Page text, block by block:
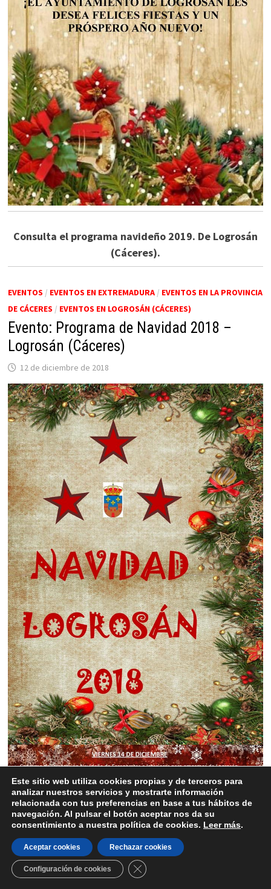
Consulta el programa navideño 2019. De Logrosán
(Cáceres).
EVENTOS / EVENTOS EN EXTREMADURA/ EVENTOS EN LA PROVINCIA
DE CÁCERES / EVENTOS EN LOGROSÁN (CÁCERES)
Evento: Programa de Navidad 2018 –
Logrosán (Cáceres)
12 de diciembre de 2018
Este sitio web utiliza cookies propias y de terceros para
analizar nuestros servicios y mostrarte información
relacionada con tus preferencias en base a tus hábitos de
navegación. Al pulsar el botón aceptar nos da su
consentimiento a nuestra política de cookies. Leer más.
Aceptar cookies Rechazar cookies
Configuración de cookies CERRAR EL BANNER DE